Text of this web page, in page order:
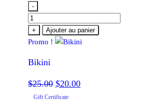
-
quantité
de
Bikini
+ Ajouter au panier
Promo !
Bikini
$25.00 Le
prix
$20.00Le
Gift Certificate